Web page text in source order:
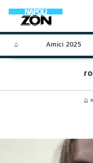
⌂ Amici 2025
⌂»